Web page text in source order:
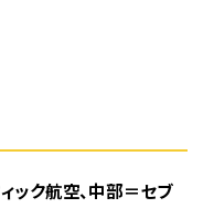
ック航空、中部＝セブ